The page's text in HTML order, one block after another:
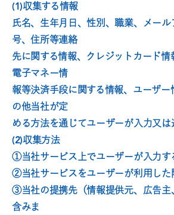
(1)収集する情報
氏名、生年月日、性別、職業、メー
号、住所等連絡
先に関する情報、クレジットカード情
電子マネー情
報等決済手段に関する情報、ユーザー
の他当社が定
める方法を通じてユーザーが入力又は
(2)収集方法
①当社サービス上でユーザーが入力す
②当社サービスをユーザーが利用した
③当社の提携先（情報提供元、広告主
含みま